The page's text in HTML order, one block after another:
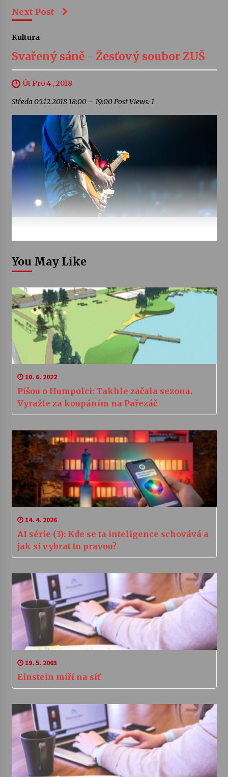
Next Post
Kultura
Svařený sáně - Žesťový soubor ZUŠ
Út Pro 4 , 2018
Středa 05.12.2018 18:00 – 19:00 Post Views: 1
You May Like
10. 6. 2022
Píšou o Humpolci: Takhle začala sezona.
Vyražte za koupáním na Pařezáč
14. 4. 2026
AI série (3): Kde se ta inteligence schovává a
jak si vybrat tu pravou?
19. 5. 2003
Einstein míří na síť